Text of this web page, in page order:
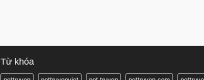
7 tháng trước
7 tháng trước
Từ khóa